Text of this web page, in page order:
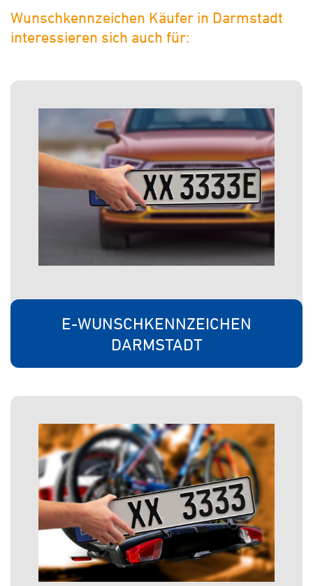
Wunschkennzeichen Käufer in Darmstadt
interessieren sich auch für:
E-WUNSCHKENNZEICHEN
DARMSTADT